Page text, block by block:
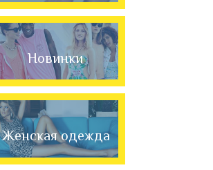
Новинки
Женская одежда